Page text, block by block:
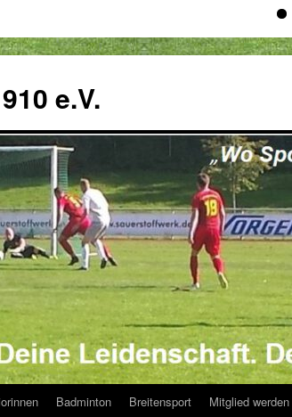
FC
e.V.
Badminton Breitensport Mitglied werden